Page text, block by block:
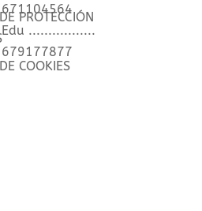
671104564
Edu .................
679177877
PROTECCIÓN
COOKIES